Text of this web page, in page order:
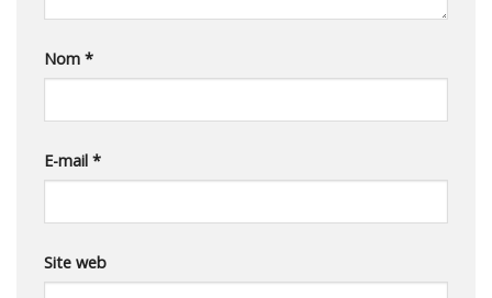
Nom *
E-mail *
Site web